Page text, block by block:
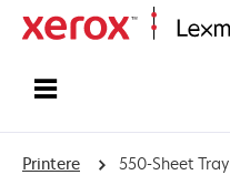
Printere 550-Sheet Tray